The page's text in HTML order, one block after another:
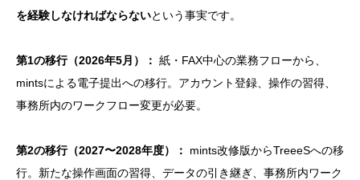
を経験しなければならないという事実です。
第1の移行（2026年5月）： 紙・FAX中心の業務フローから、
mintsによる電子提出への移行。アカウント登録、操作の習得、
事務所内のワークフロー変更が必要。
第2の移行（2027〜2028年度）：
mints改修版からTreeeSへの移
行。新たな操作画面の習得、データの引き継ぎ、事務所内ワーク